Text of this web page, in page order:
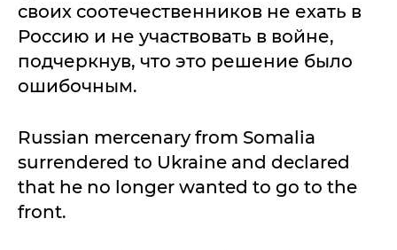
своих соотечественников не ехать в
Россию и не участвовать в войне,
подчеркнув, что это решение было
ошибочным.
Russian mercenary from Somalia
surrendered to Ukraine and declared
that he no longer wanted to go to the
front.